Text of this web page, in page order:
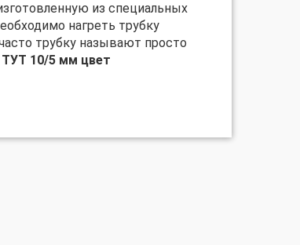
из специальных
нагреть трубку
трубку называют просто
ТУТ 10/5 мм цвет